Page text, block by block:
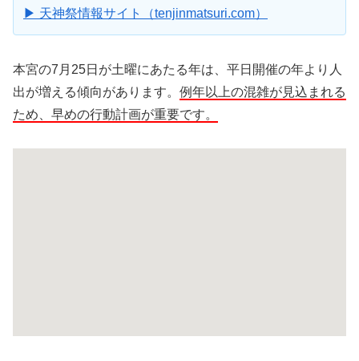
▶ 天神祭情報サイト（tenjinmatsuri.com）
本宮の7月25日が土曜にあたる年は、平日開催の年より人
出が増える傾向があります。 例年以上の混雑が見込まれる
ため、早めの行動計画が重要です。